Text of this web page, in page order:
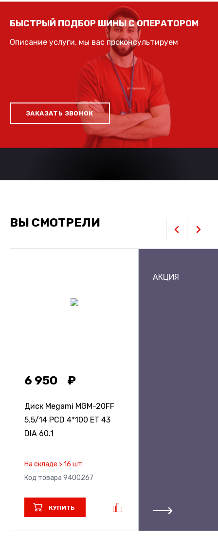
БЫСТРЫЙ ПОДБОР ШИНЫ С ОПЕРАТОРОМ
Описание услуги, мы вас проконсультируем
ЗАКАЗАТЬ ЗВОНОК
ВЫ СМОТРЕЛИ
6 950
Диск Megami MGM-20FF
5.5/14 PCD 4*100 ET 43
DIA 60.1
На складе > 16 шт.
Код товара 9400267
КУПИТЬ
АКЦИЯ